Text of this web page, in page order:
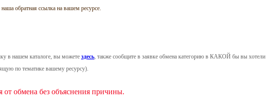
обратная ссылка на вашем ресурсе.
в нашем каталоге, вы можете здесь, также сообщите в заявке обмена категорию в КАКОЙ бы вы хотели
по тематике вашему ресурсу).
от обмена без объяснения причины.